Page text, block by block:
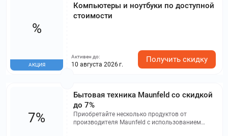
Компьютеры и ноутбуки по доступной
стоимости
%
АКЦИЯ
Активен до:
10 августа 2026 г.
Получить скидку
Бытовая техника Maunfeld со скидкой
до 7%
Приобретайте несколько продуктов от
производителя Maunfeld с использованием
7%